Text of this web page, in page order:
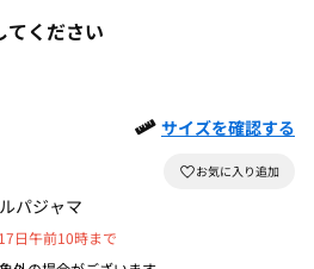
てください
サイズを確認する
パジャマ
日午前10時まで